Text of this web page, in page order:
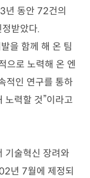
3년 동안 72건의
받았다.
을 함께 해 온 팀
으로 노력해 온 엔
적인 연구를 통하
노력할 것”이라고
기술혁신 장려와
년 7월에 제정되